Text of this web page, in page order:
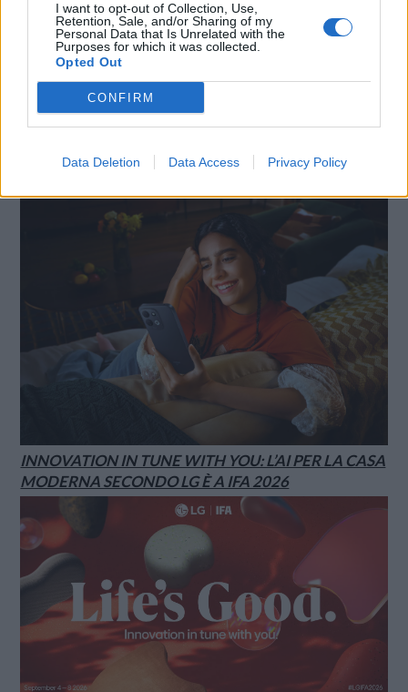
I want to opt-out of Collection, Use,
Retention, Sale, and/or Sharing of my
Personal Data that Is Unrelated with the
Purposes for which it was collected.
Opted Out
CONFIRM
Data Deletion Data Access Privacy Policy
SMARTPHONE E NON SOLO: TECNOGAZZETTA
XIAOMI PRESENTA I NUOVI REDMI 17 SERIES,
FOCUS SU AUTONOMIA E INTRATTENIMENTO
INNOVATION IN TUNE WITH YOU: L’AI PER LA CASA
MODERNA SECONDO LG È A IFA 2026